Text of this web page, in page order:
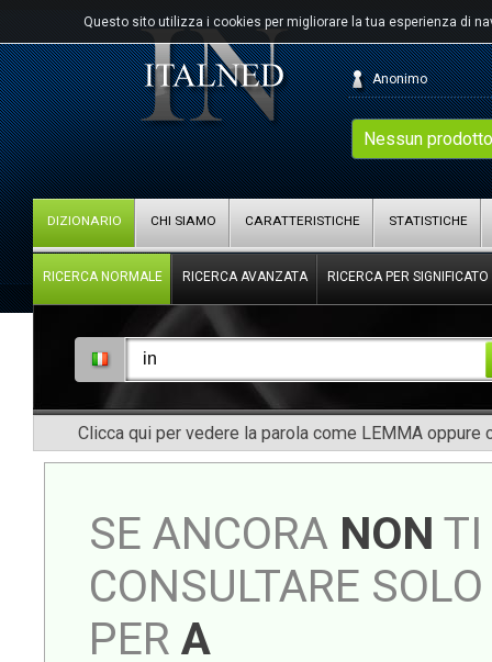
Questo sito utilizza i cookies per migliorare la tua esperienza di
Nessun
Anonimo
DIZIONARIO CHI SIAMO CARATTERISTICHE STATISTICHE
RICERCA NORMALE RICERCA AVANZATA RICERCA PER SIGNIFICATO
Clicca qui per vedere la parola come LEMMA oppure
SE ANCORA NON TI
CONSULTARE
PER A